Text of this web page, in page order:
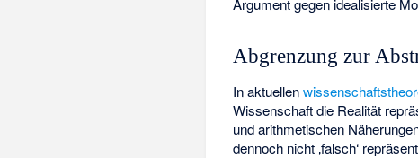
Argument gegen idealisierte
Abgrenzung zur
In aktuellen
Wissenschaft die Realität
und arithmetischen
dennoch nicht ‚falsch‘